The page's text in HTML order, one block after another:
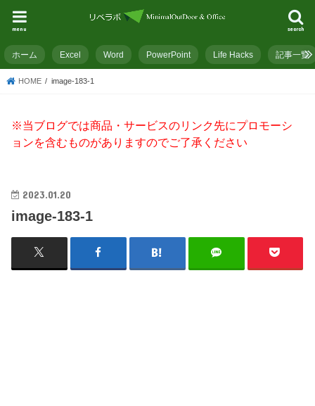
search
menu
ホーム Excel Word PowerPoint Life Hacks 記事一覧
HOME image-183-1
※当ブログでは商品・サービスのリンク先にプロモーシ
ョンを含むものがありますのでご了承ください
2023.01.20
image-183-1